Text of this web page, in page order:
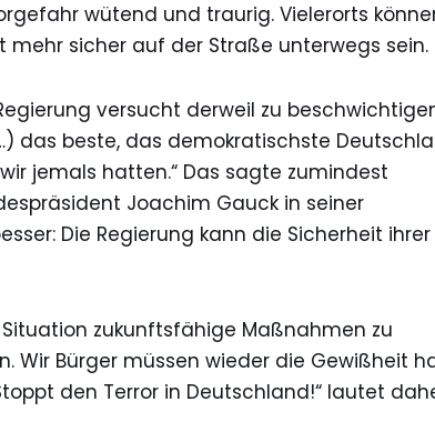
wütend und traurig. Vielerorts
mehr sicher auf der Straße unterwegs sein.
versucht derweil zu
das beste, das demokratischste
jemals hatten.“ Das sagte zumindest
Joachim Gauck in seiner
Die Regierung kann die Sicherheit ihrer
zukunftsfähige Maßnahmen zu
Wir Bürger müssen wieder die Gewißheit
den Terror in Deutschland!“ lautet